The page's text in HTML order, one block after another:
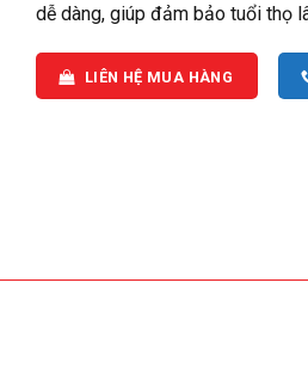
dễ dàng, giúp đảm bảo tuổi thọ
LIÊN HỆ MUA HÀNG